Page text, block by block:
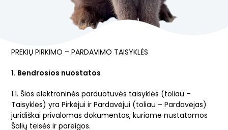
PREKIŲ PIRKIMO – PARDAVIMO TAISYKLĖS
1. Bendrosios nuostatos
1.1. Šios elektroninės parduotuvės taisyklės (toliau –
Taisyklės) yra Pirkėjui ir Pardavėjui (toliau – Pardavėjas)
juridiškai privalomas dokumentas, kuriame nustatomos
Šalių teisės ir pareigos.